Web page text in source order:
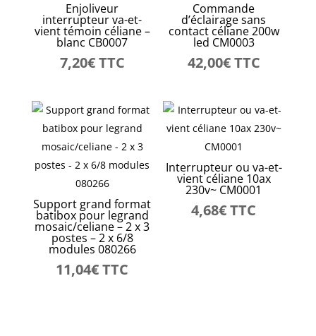
Enjoliveur
interrupteur va-et-
vient témoin céliane –
blanc CB0007
7,20€TTC
Commande
d’éclairage sans
contact céliane 200w
led CM0003
42,00€TTC
Support grand format
batibox pour legrand
mosaic/celiane – 2 x 3
postes – 2 x 6/8
modules 080266
11,04€TTC
Interrupteur ou va-et-
vient céliane 10ax
230v~ CM0001
4,68€TTC